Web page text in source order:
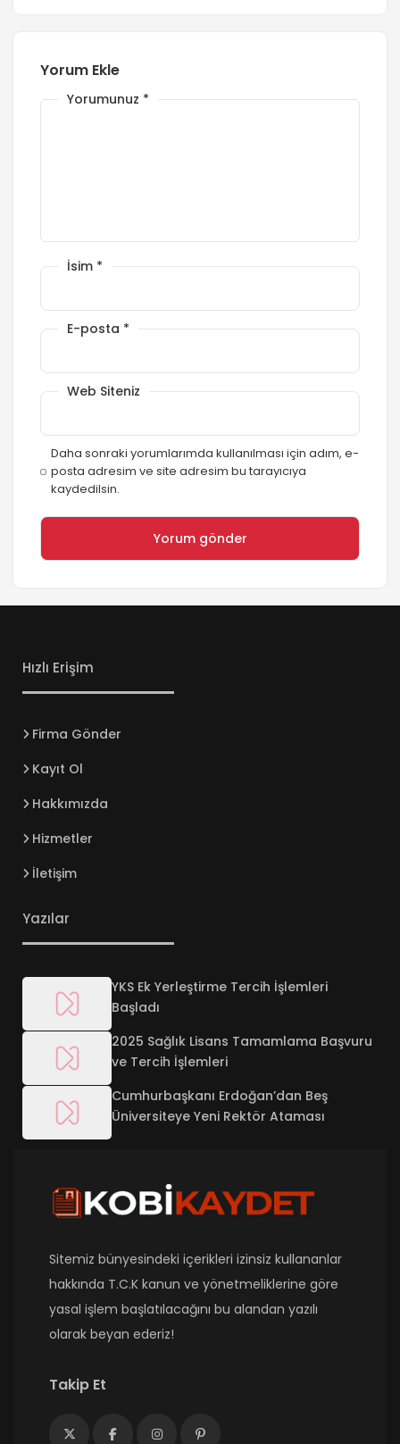
Yorum Ekle
Yorumunuz *
İsim *
E-posta *
Web Siteniz
Daha sonraki yorumlarımda kullanılması için adım, e-
posta adresim ve site adresim bu tarayıcıya
kaydedilsin.
Hızlı Erişim
Firma Gönder
Kayıt Ol
Hakkımızda
Hizmetler
İletişim
Yazılar
YKS Ek Yerleştirme Tercih İşlemleri
Başladı
2025 Sağlık Lisans Tamamlama Başvuru
ve Tercih İşlemleri
Cumhurbaşkanı Erdoğan’dan Beş
Üniversiteye Yeni Rektör Ataması
Sitemiz bünyesindeki içerikleri izinsiz kullananlar
hakkında T.C.K kanun ve yönetmeliklerine göre
yasal işlem başlatılacağını bu alandan yazılı
olarak beyan ederiz!
Takip Et